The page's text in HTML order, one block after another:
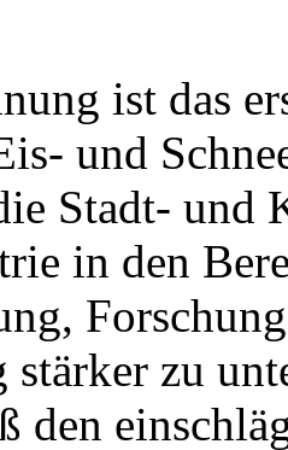
ist das
und
Stadt- und
in den
stärker zu
den